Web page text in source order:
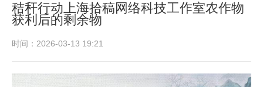
秸秆行动上海拾稿网络科技工作室农作物
获利后的剩余物
时间：2026-03-13 19:21